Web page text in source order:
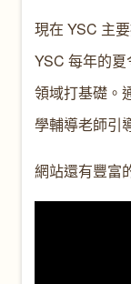
現在 YSC 主
YSC 每年的
領域打基礎。
學輔導老師引
網站還有豐富